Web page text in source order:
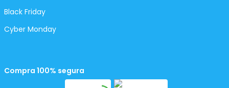
Black Friday
Cyber Monday
Compra 100% segura